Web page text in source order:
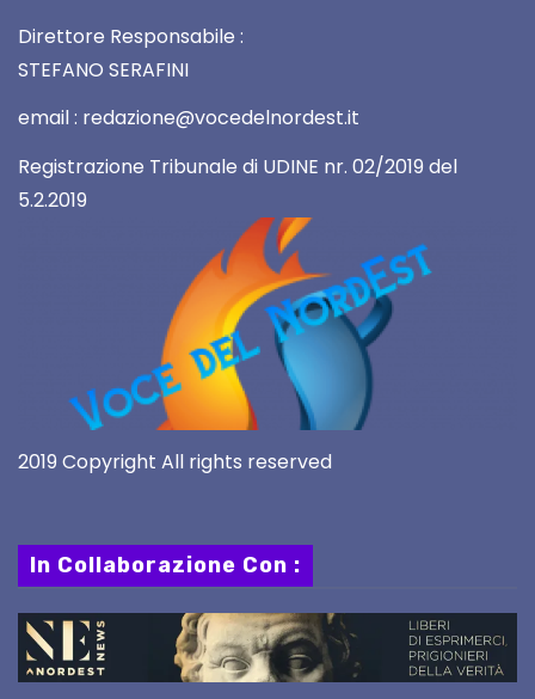
Direttore Responsabile :
STEFANO SERAFINI
email : redazione@vocedelnordest.it
Registrazione Tribunale di UDINE nr. 02/2019 del
5.2.2019
2019 Copyright All rights reserved
In Collaborazione Con :